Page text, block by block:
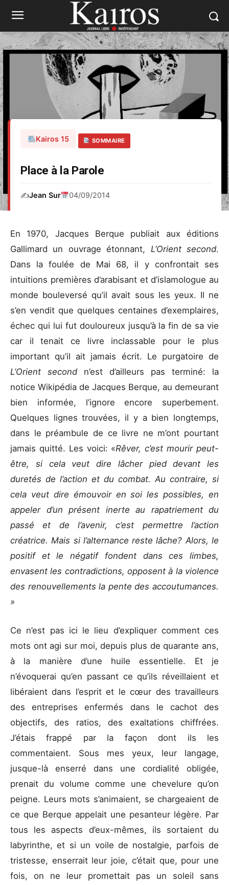
Kairos 15 SOMMAIRE
Place à la Parole
✍️Jean Sur 04/09/2014
En 1970, Jacques Berque publiait aux éditions
Gallimard un ouvrage étonnant, L’Orient second.
Dans la foulée de Mai 68, il y confrontait ses
intuitions premières d’arabisant et d’islamologue au
monde bouleversé qu’il avait sous les yeux. Il ne
s’en vendit que quelques centaines d’exemplaires,
échec qui lui fut douloureux jusqu’à la fin de sa vie
car il tenait ce livre inclassable pour le plus
important qu’il ait jamais écrit. Le purgatoire de
L’Orient second n’est d’ailleurs pas terminé: la
notice Wikipédia de Jacques Berque, au demeurant
bien informée, l’ignore encore superbement.
Quelques lignes trouvées, il y a bien longtemps,
dans le préambule de ce livre ne m’ont pourtant
jamais quitté. Les voici: «Rêver, c’est mourir peut-
être, si cela veut dire lâcher pied devant les
duretés de l’action et du combat. Au contraire, si
cela veut dire émouvoir en soi les possibles, en
appeler d’un présent inerte au rapatriement du
passé et de l’avenir, c’est permettre l’action
créatrice. Mais si l’alternance reste lâche? Alors, le
positif et le négatif fondent dans ces limbes,
envasent les contradictions, opposent à la violence
des renouvellements la pente des accoutumances.
»
Ce n’est pas ici le lieu d’expliquer comment ces
mots ont agi sur moi, depuis plus de quarante ans,
à la manière d’une huile essentielle. Et je
n’évoquerai qu’en passant ce qu’ils réveillaient et
libéraient dans l’esprit et le cœur des travailleurs
des entreprises enfermés dans le cachot des
objectifs, des ratios, des exaltations chiffrées.
J’étais frappé par la façon dont ils les
commentaient. Sous mes yeux, leur langage,
jusque-là enserré dans une cordialité obligée,
prenait du volume comme une chevelure qu’on
peigne. Leurs mots s’animaient, se chargeaient de
ce que Berque appelait une pesanteur légère. Par
tous les aspects d’eux-mêmes, ils sortaient du
labyrinthe, et si un voile de nostalgie, parfois de
tristesse, enserrait leur joie, c’était que, pour une
fois, on ne leur promettait pas un soleil sans